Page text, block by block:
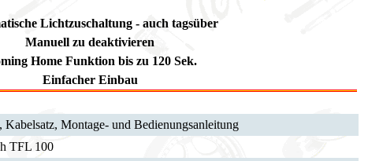
Lichtzuschaltung - auch tagsüber
Manuell zu deaktivieren
Home Funktion bis zu 120 Sek.
Einfacher Einbau
Kabelsatz, Montage- und Bedienungsanleitung
TFL 100